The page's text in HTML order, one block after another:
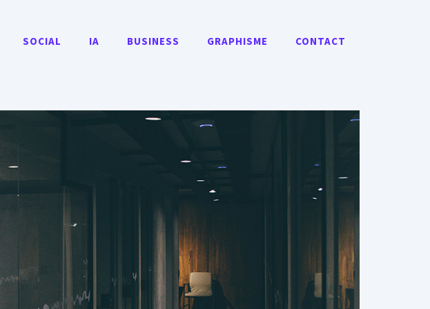
SOCIAL IA BUSINESS GRAPHISME CONTACT